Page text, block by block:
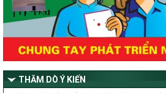
về đẩy mạnh thực hiện Chương trình
nông thôn mới, giảm nghèo bền vững
hội vùng đồng bào dân tộc thiểu số và
2030 trên địa bàn tỉnh Nghệ An
Quyết định số 2490/QĐ-UBND
Về việc thành lập Ban Chỉ đạo Chương
dựng nông thôn mới, giảm nghèo bền
THĂM DÒ Ý KIẾN